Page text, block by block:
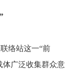
络站这一“前
体广泛收集群众意